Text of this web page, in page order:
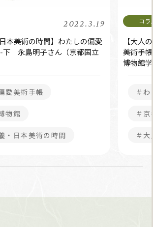
2022.3.19
本美術の時間】わたしの偏愛
下 永島明子さん（京都国立
愛美術手帳
物館
・日本美術の時間
【大人
美術手
博物館
＃
＃
＃